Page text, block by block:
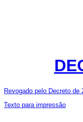
Revogado pelo Decreto de
Texto para impressão